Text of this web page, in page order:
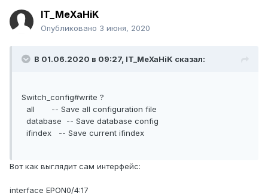
IT_MeXaHiK
Опубликовано 3 июня, 2020
В 01.06.2020 в 09:27, IT_MeXaHiK сказал:
Switch_config#write ?
all -- Save all configuration file
database -- Save database config
ifindex -- Save current ifindex
Вот как выглядит сам интерфейс:
interface EPON0/4:17